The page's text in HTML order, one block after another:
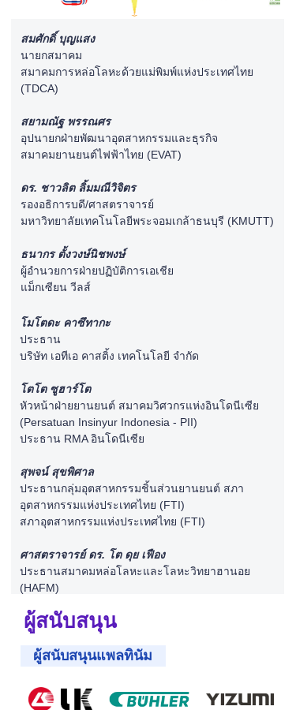
สมศักดิ์ บุญแสง
นายกสมาคม
สมาคมการหล่อโลหะด้วยแม่พิมพ์แห่งประเทศไทย
(TDCA)
สยามณัฐ พรรณศร
อุปนายกฝ่ายพัฒนาอุตสาหกรรมและธุรกิจ
สมาคมยานยนต์ไฟฟ้าไทย (EVAT)
ดร. ชาวลิต ลิ้มมณีวิจิตร
รองอธิการบดี/ศาสตราจารย์
มหาวิทยาลัยเทคโนโลยีพระจอมเกล้าธนบุรี (KMUTT)
ธนากร ตั้งวงษ์นิชพงษ์
ผู้อำนวยการฝ่ายปฏิบัติการเอเชีย
แม็กเซียน วีลส์
โมโตดะ คาซึทากะ
ประธาน
บริษัท เอทีเอ คาสติ้ง เทคโนโลยี จำกัด
โตโต ซูฮาร์โต
หัวหน้าฝ่ายยานยนต์ สมาคมวิศวกรแห่งอินโดนีเซีย
(Persatuan Insinyur Indonesia - PII)
ประธาน RMA อินโดนีเซีย
สุพจน์ สุขพิศาล
ประธานกลุ่มอุตสาหกรรมชิ้นส่วนยานยนต์ สภา
อุตสาหกรรมแห่งประเทศไทย (FTI)
สภาอุตสาหกรรมแห่งประเทศไทย (FTI)
ศาสตราจารย์ ดร. โต ดุย เฟือง
ประธานสมาคมหล่อโลหะและโลหะวิทยาฮานอย
(HAFM)
ผู้สนับสนุน
ผู้สนับสนุนแพลทินัม